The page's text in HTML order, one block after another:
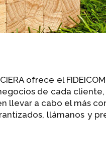
ofrece el
de cada
llevar a cabo el más
llámanos y